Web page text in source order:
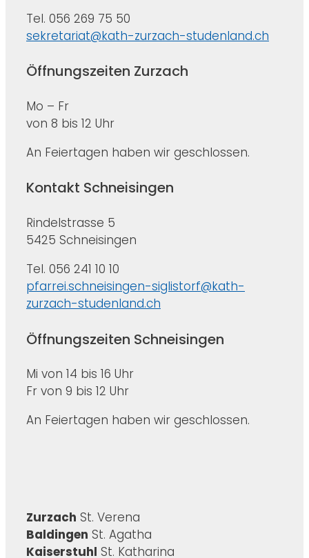
Tel. 056 269 75 50
sekretariat@kath-zurzach-studenland.ch
Öffnungszeiten Zurzach
Mo – Fr
von 8 bis 12 Uhr
An Feiertagen haben wir geschlossen.
Kontakt Schneisingen
Rindelstrasse 5
5425 Schneisingen
Tel. 056 241 10 10
pfarrei.schneisingen-siglistorf@kath-
zurzach-studenland.ch
Öffnungszeiten Schneisingen
Mi von 14 bis 16 Uhr
Fr von 9 bis 12 Uhr
An Feiertagen haben wir geschlossen.
Zurzach St. Verena
Baldingen St. Agatha
Kaiserstuhl St. Katharina